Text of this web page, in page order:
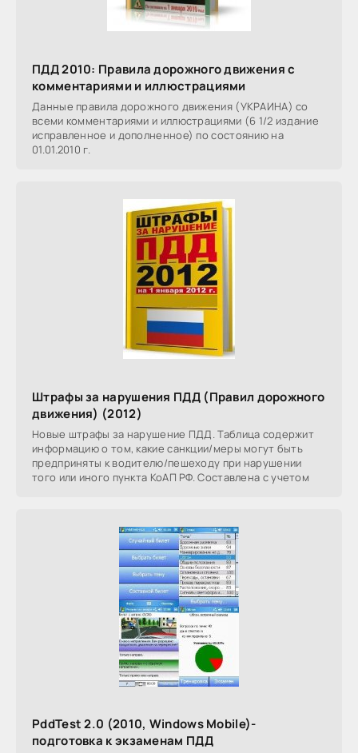
ПДД 2010: Правила дорожного движения с
комментариями и иллюстрациями
Данные правила дорожного движения (УКРАИНА) со
всеми комментариями и иллюстрациями (6 1/2 издание
исправленное и дополненное) по состоянию на
01.01.2010 г.
Штрафы за нарушения ПДД (Правил дорожного
движения) (2012)
Новые штрафы за нарушение ПДД. Таблица содержит
информацию о том, какие санкции/меры могут быть
предприняты к водителю/пешеходу при нарушении
того или иного пункта КоАП РФ. Составлена с учетом
PddTest 2.0 (2010, Windows Mobile)-
подготовка к экзаменам ПДД